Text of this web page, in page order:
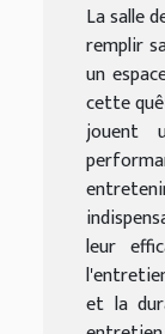
La salle
remplir
un
cette
jouent
leur
et la